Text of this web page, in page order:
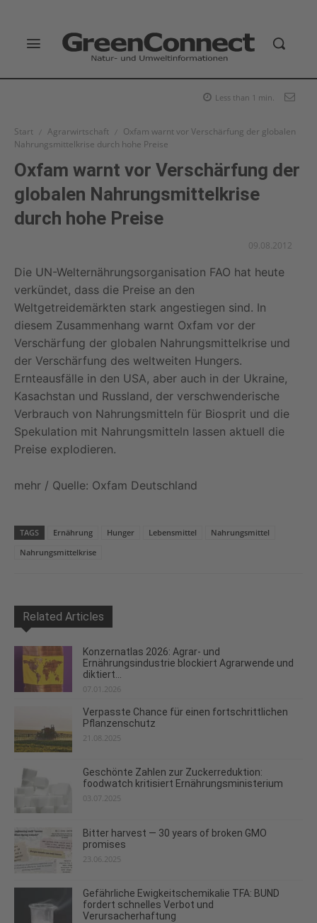
Less than 1 min.
Start Agrarwirtschaft
Oxfam warnt vor Verschärfung der globalen
Nahrungsmittelkrise durch hohe Preise
Oxfam warnt vor Verschärfung der
globalen Nahrungsmittelkrise
durch hohe Preise
09.08.2012
Die UN-Welternährungsorganisation FAO hat heute
verkündet, dass die Preise an den
Weltgetreidemärkten stark angestiegen sind. In
diesem Zusammenhang warnt Oxfam vor der
Verschärfung der globalen Nahrungsmittelkrise und
der Verschärfung des weltweiten Hungers.
Ernteausfälle in den USA, aber auch in der Ukraine,
Kasachstan und Russland, der verschwenderische
Verbrauch von Nahrungsmitteln für Biosprit und die
Spekulation mit Nahrungsmitteln lassen aktuell die
Preise explodieren.
mehr / Quelle: Oxfam Deutschland
TAGS Ernährung Hunger Lebensmittel
Nahrungsmittel
Nahrungsmittelkrise
Related Articles
Konzernatlas 2026: Agrar- und
Ernährungsindustrie blockiert Agrarwende und
diktiert...
07.01.2026
Verpasste Chance für einen fortschrittlichen
Pflanzenschutz
21.08.2025
Geschönte Zahlen zur Zuckerreduktion:
foodwatch kritisiert Ernährungsministerium
03.07.2025
Bitter harvest — 30 years of broken GMO
promises
23.06.2025
Gefährliche Ewigkeitschemikalie TFA: BUND
fordert schnelles Verbot und
Verursacherhaftung